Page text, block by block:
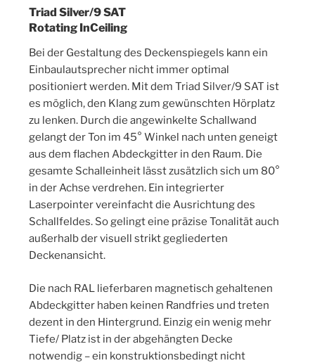
Triad Silver/9 SAT
Rotating InCeiling
Bei der Gestaltung des Deckenspiegels kann ein
Einbaulautsprecher nicht immer optimal
positioniert werden. Mit dem Triad Silver/9 SAT ist
es möglich, den Klang zum gewünschten Hörplatz
zu lenken. Durch die angewinkelte Schallwand
gelangt der Ton im 45° Winkel nach unten geneigt
aus dem flachen Abdeckgitter in den Raum. Die
gesamte Schalleinheit lässt zusätzlich sich um 80°
in der Achse verdrehen. Ein integrierter
Laserpointer vereinfacht die Ausrichtung des
Schallfeldes. So gelingt eine präzise Tonalität auch
außerhalb der visuell strikt gegliederten
Deckenansicht.
Die nach RAL lieferbaren magnetisch gehaltenen
Abdeckgitter haben keinen Randfries und treten
dezent in den Hintergrund. Einzig ein wenig mehr
Tiefe/ Platz ist in der abgehängten Decke
notwendig – ein konstruktionsbedingt nicht